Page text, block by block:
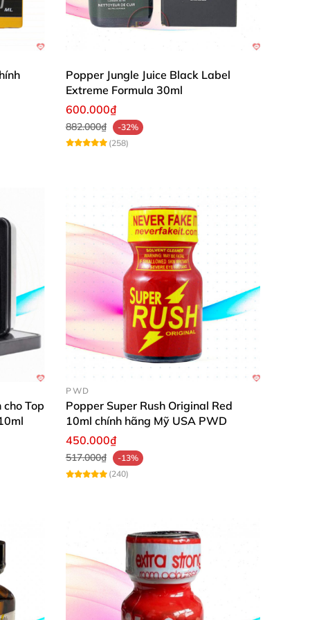
có tác dụng như mong đợi vì mua phải
Popper Jungle Juice Black Label
Extreme Formula 30ml
600.000₫
882.000₫
-32%
(258)
Top
PWD
Popper Super Rush Original Red
10ml chính hãng Mỹ USA PWD
450.000₫
517.000₫
-13%
(240)